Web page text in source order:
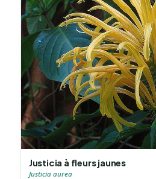
Justicia à fleurs jaunes
Justicia aurea